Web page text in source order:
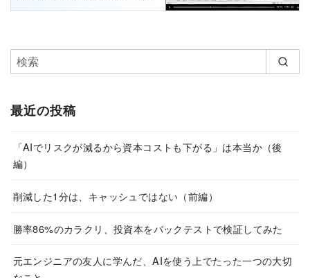
最近の投稿
「AIでリスクが減るから資本コストも下がる」は本当か（後
編）
削減した1分は、キャッシュではない（前編）
勝率86%のカラクリ、投資本をバックテストで検証してみた
元エンジニアの友人に学んだ、AIを使う上でたった一つの大切